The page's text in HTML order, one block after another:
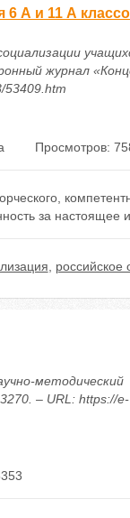
6 А и 11 А
журнал
53409.htm
Просмотров:
за настоящее
российское
методический
– URL: https://e-